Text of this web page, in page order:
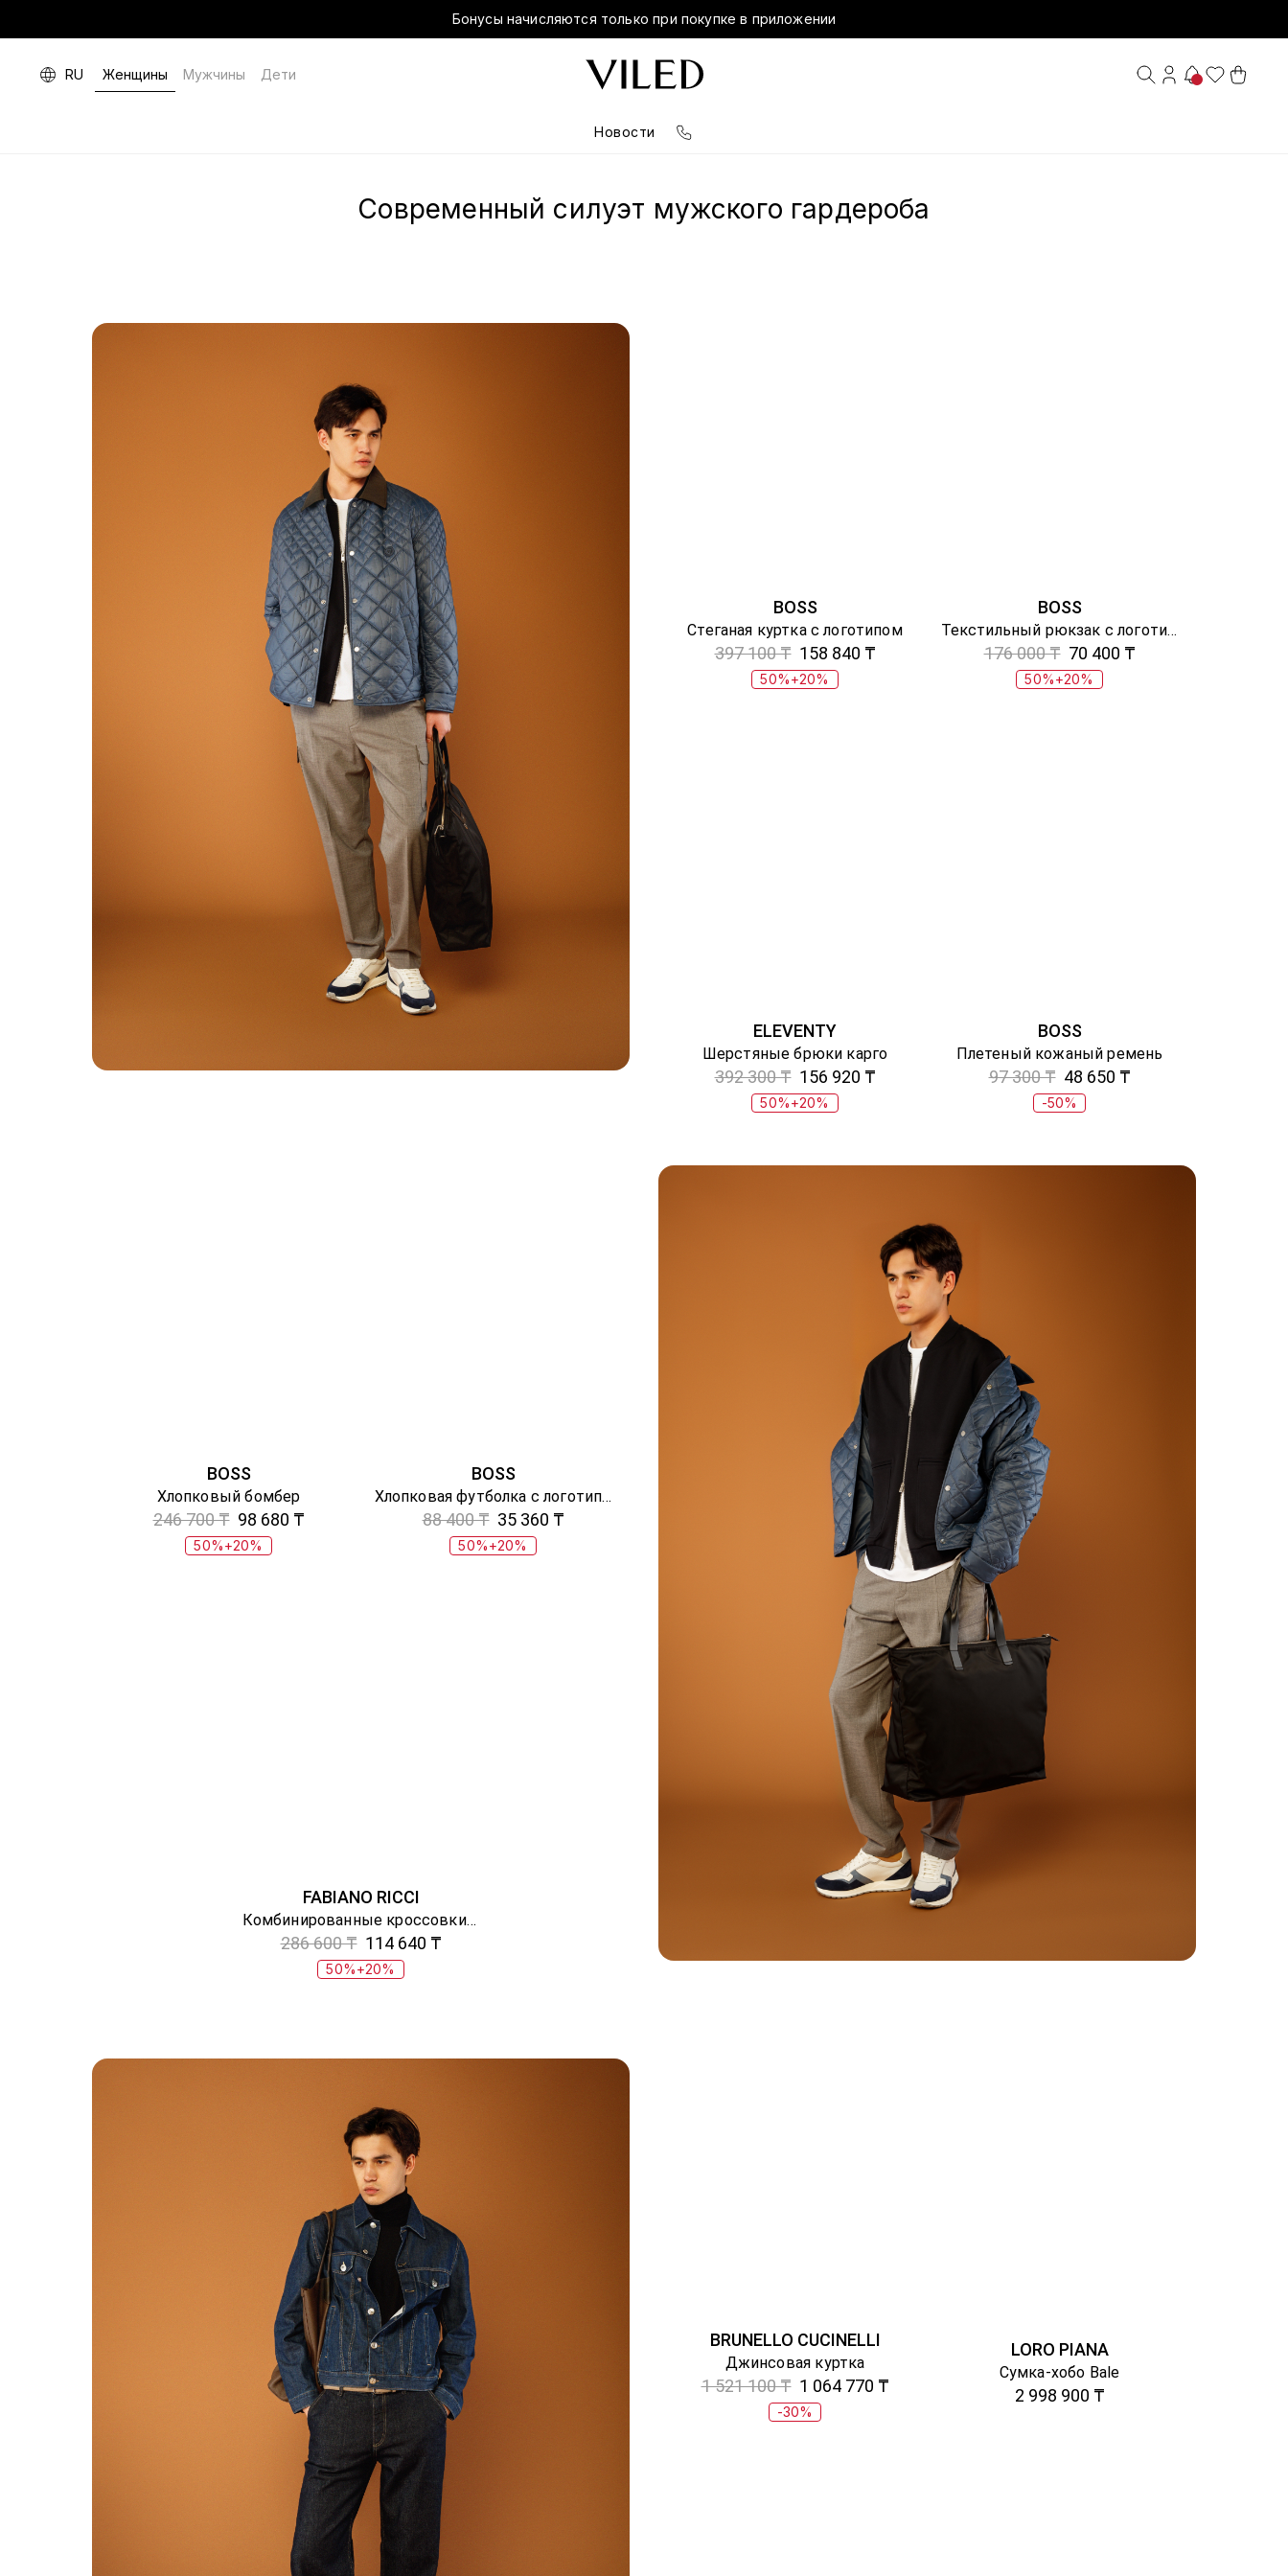
Бонусы начисляются только при покупке в приложении
RU Женщины Мужчины Дети
Новости
Современный силуэт мужского гардероба
BOSS
Стеганая куртка с логотипом
397 100 ₸ 158 840 ₸
50%+20%
BOSS
Текстильный рюкзак с логотипом
176 000 ₸ 70 400 ₸
50%+20%
ELEVENTY
Шерстяные брюки карго
392 300 ₸ 156 920 ₸
50%+20%
BOSS
Плетеный кожаный ремень
97 300 ₸ 48 650 ₸
-50%
BOSS
Хлопковый бомбер
246 700 ₸ 98 680 ₸
50%+20%
BOSS
Хлопковая футболка с логотипом
88 400 ₸ 35 360 ₸
50%+20%
FABIANO RICCI
Комбинированные кроссовки с логотипом
286 600 ₸ 114 640 ₸
50%+20%
BRUNELLO CUCINELLI
Джинсовая куртка
1 521 100 ₸ 1 064 770 ₸
-30%
LORO PIANA
Сумка-хобо Bale
2 998 900 ₸